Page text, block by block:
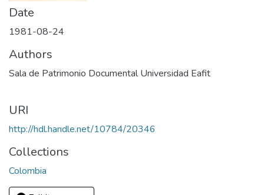
Date
1981-08-24
Authors
Sala de Patrimonio Documental Universidad Eafit
URI
http://hdl.handle.net/10784/20346
Collections
Colombia